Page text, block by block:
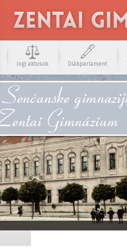
Jogi aktusok Diákparlament